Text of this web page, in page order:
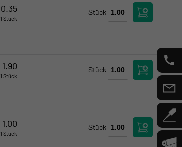
0.35
Stück
Stück
1.90
Stück
Stück
1.00
Stück
Stück